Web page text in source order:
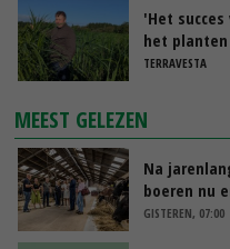
'Het
het
TERRAVESTA
MEEST GELEZEN
Na
boeren nu
GISTEREN, 07:00